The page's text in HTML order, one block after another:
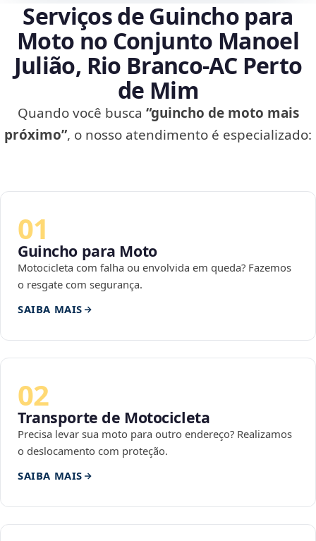
Serviços de Guincho para
Moto no Conjunto Manoel
Julião, Rio Branco‑AC Perto
de Mim
Quando você busca “guincho de moto mais
próximo”, o nosso atendimento é especializado:
01
Guincho para Moto
Motocicleta com falha ou envolvida em queda? Fazemos
o resgate com segurança.
SAIBA MAIS
02
Transporte de Motocicleta
Precisa levar sua moto para outro endereço? Realizamos
o deslocamento com proteção.
SAIBA MAIS